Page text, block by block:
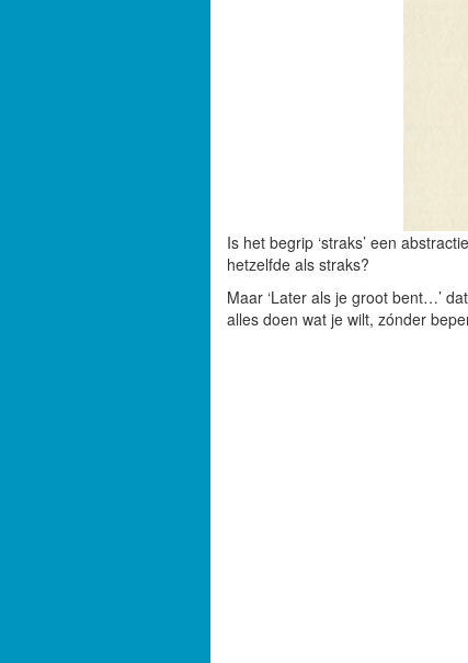
Is het begrip ‘straks’ een
hetzelfde als straks?
Maar ‘Later als je groot bent…’
alles doen wat je wilt, zónder